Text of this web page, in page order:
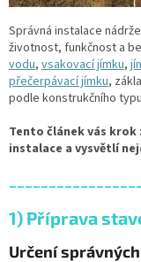
Správná instalace
životnost, funkčnost a
vodu, vsakovací jímku,
přečerpávací jímku,
podle konstrukčního
Tento článek vás
instalace a vysvětlí
1) Příprava
Určení